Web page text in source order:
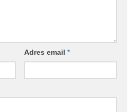
Adres email *